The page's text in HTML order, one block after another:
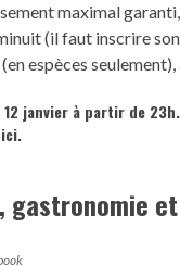
maximal
(il faut inscrire
espèces
12 janvier à partir de
.
gastronomie